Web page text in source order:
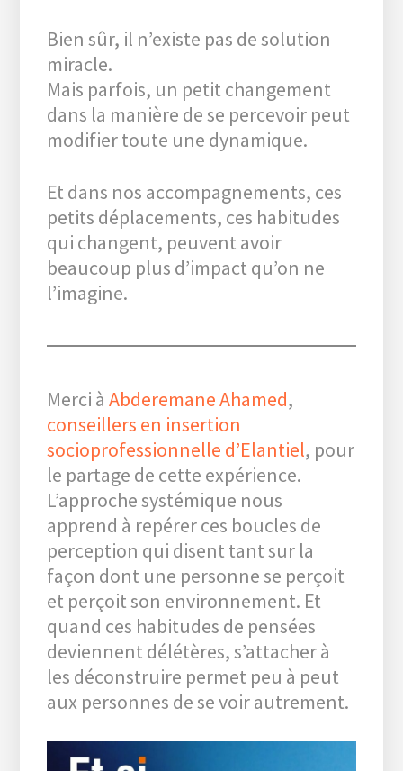
Bien sûr, il n’existe pas de solution
miracle.
Mais parfois, un petit changement
dans la manière de se percevoir peut
modifier toute une dynamique.
Et dans nos accompagnements, ces
petits déplacements, ces habitudes
qui changent, peuvent avoir
beaucoup plus d’impact qu’on ne
l’imagine.
Merci àAbderemane Ahamed,
conseillers en insertion
socioprofessionnelle d’Elantiel, pour
le partage de cette expérience.
L’approche systémique nous
apprend à repérer ces boucles de
perception qui disent tant sur la
façon dont une personne se perçoit
et perçoit son environnement. Et
quand ces habitudes de pensées
deviennent délétères, s’attacher à
les déconstruire permet peu à peut
aux personnes de se voir autrement.